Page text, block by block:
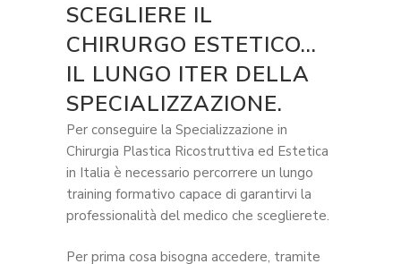
SCEGLIERE IL
CHIRURGO ESTETICO…
IL LUNGO ITER DELLA
SPECIALIZZAZIONE.
Per conseguire la Specializzazione in
Chirurgia Plastica Ricostruttiva ed Estetica
in Italia è necessario percorrere un lungo
training formativo capace di garantirvi la
professionalità del medico che sceglierete.
Per prima cosa bisogna accedere, tramite